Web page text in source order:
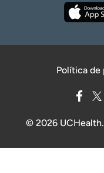
Política de
© 2026